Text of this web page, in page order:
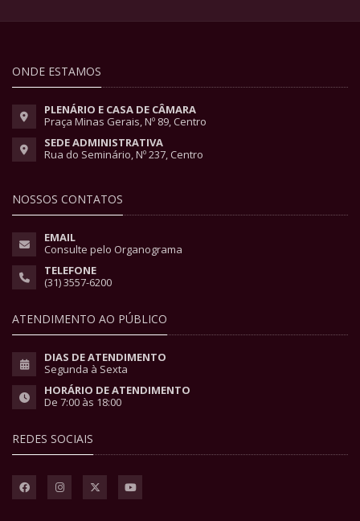
ONDE ESTAMOS
PLENÁRIO E CASA DE CÂMARA
Praça Minas Gerais, Nº 89, Centro
SEDE ADMINISTRATIVA
Rua do Seminário, Nº 237, Centro
NOSSOS CONTATOS
EMAIL
Consulte pelo Organograma
TELEFONE
(31) 3557-6200
ATENDIMENTO AO PÚBLICO
DIAS DE ATENDIMENTO
Segunda à Sexta
HORÁRIO DE ATENDIMENTO
De 7:00 às 18:00
REDES SOCIAIS